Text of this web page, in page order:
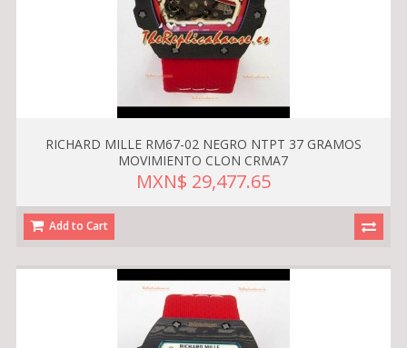
RICHARD MILLE RM67-02 NEGRO NTPT 37 GRAMOS
MOVIMIENTO CLON CRMA7
MXN$ 29,477.65
Add to Cart